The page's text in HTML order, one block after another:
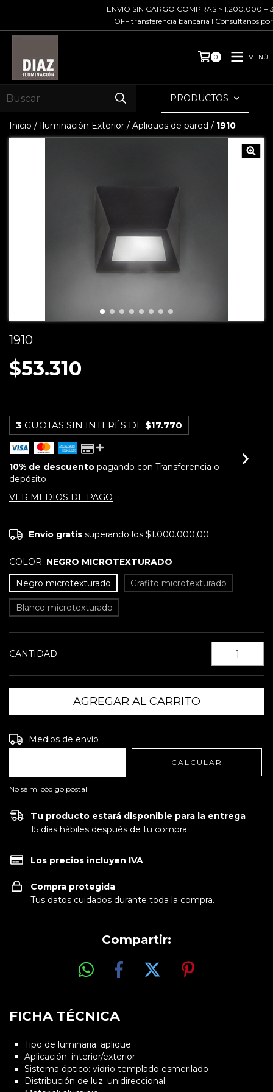
ENVIO SIN CARGO COMPRAS > 1.200.000 + 3
OFF transferencia bancaria I Consúltanos por
0 MENÚ
PRODUCTOS
Inicio / Iluminación Exterior / Apliques de pared / 1910
1910
$53.310
3 CUOTAS SIN INTERÉS DE $17.770
10% de descuento pagando con Transferencia o
depósito
VER MEDIOS DE PAGO
Envío gratis superando los$1.000.000,00
COLOR: NEGRO MICROTEXTURADO
Negro microtexturado
Grafito microtexturado
Blanco microtexturado
CANTIDAD
Entregas para el CP:
Medios de envío
CALCULAR
No sé mi código postal
Tu producto estará disponible para la entrega
15 días hábiles después de tu compra
Los precios incluyen IVA
Compra protegida
Tus datos cuidados durante toda la compra.
Compartir:
FICHA TÉCNICA
Tipo de luminaria: aplique
Aplicación: interior/exterior
Sistema óptico: vidrio templado esmerilado
Distribución de luz: unidireccional